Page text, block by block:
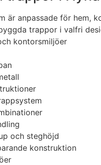
anpassade för hem,
trappor i valfri
kontorsmiljöer
och steghöjd
konstruktion